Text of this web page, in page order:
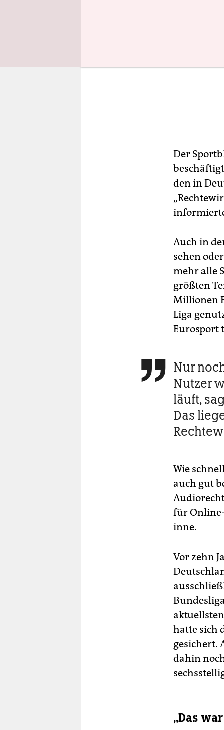
Der
den in
Auch in
sehen
mehr alle
größten
Millionen
Liga
Eurosport
 Nur
Nutzer
läuft,
Das
Wie
auch gut
für
inne.
Vor zehn
hatte sich
gesichert.
dahin
„Das